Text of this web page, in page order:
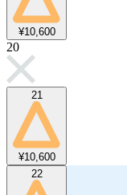
¥10,600
20
21
¥10,600
22